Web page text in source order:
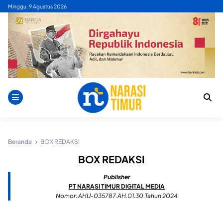
Skip
content
Minggu, 9 Agustus 2026
Beranda BOX REDAKSI
BOX REDAKSI
Publisher
PT NARASI TIMUR DIGITAL MEDIA
Nomor: AHU-035787.AH.01.30.Tahun 2024